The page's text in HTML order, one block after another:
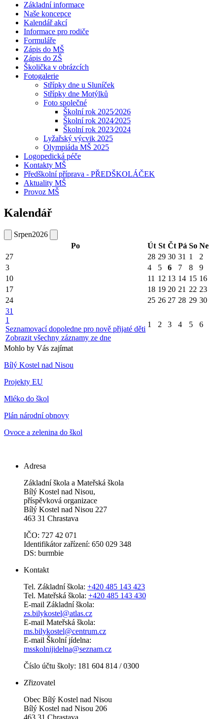
Základní informace
Naše koncepce
Kalendář akcí
Informace pro rodiče
Formuláře
Zápis do MŠ
Zápis do ZŠ
Školička v obrázcích
Fotogalerie
Střípky dne u Sluníček
Střípky dne Motýlků
Foto společné
Školní rok 2025⁄2026
Školní rok 2024⁄2025
Školní rok 2023⁄2024
Lyžařský výcvik 2025
Olympiáda MŠ 2025
Logopedická péče
Kontakty MŠ
Předškolní příprava - PŘEDŠKOLÁČEK
Aktuality MŠ
Provoz MŠ
Kalendář
Srpen2026
Po
Út St Čt Pá So Ne
27
28 29 30 31 1
2
3
4 5 6 7 8
9
10
11 12 13 14 15 16
17
18 19 20 21 22 23
24
25 26 27 28 29 30
31
1
Seznamovací dopoledne pro nově přijaté děti
Zobrazit všechny záznamy ze dne
1 2 3 4 5 6
Mohlo by Vás zajímat
Bílý Kostel nad Nisou
Projekty EU
Mléko do škol
Plán národní obnovy
Ovoce a zelenina do škol
Adresa
Základní škola a Mateřská škola
Bílý Kostel nad Nisou,
příspěvková organizace
Bílý Kostel nad Nisou 227
463 31 Chrastava
IČO: 727 42 071
Identifikátor zařízení: 650 029 348
DS: burmbie
Kontakt
Tel. Základní škola: +420 485 143 423
Tel. Mateřská škola: +420 485 143 430
E-mail Základní škola:
zs.bilykostel@atlas.cz
E-mail Mateřská škola:
ms.bilykostel@centrum.cz
E-mail Školní jídelna:
msskolnijidelna@seznam.cz
Číslo účtu školy: 181 604 814 / 0300
Zřizovatel
Obec Bílý Kostel nad Nisou
Bílý Kostel nad Nisou 206